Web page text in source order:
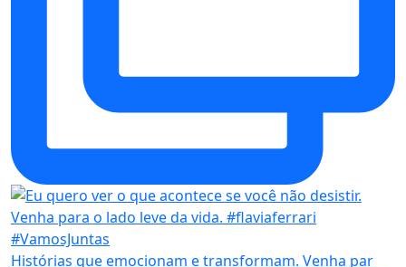
Histórias que emocionam e transformam. Venha par